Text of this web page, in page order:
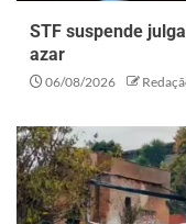
STF suspende
azar
06/08/2026